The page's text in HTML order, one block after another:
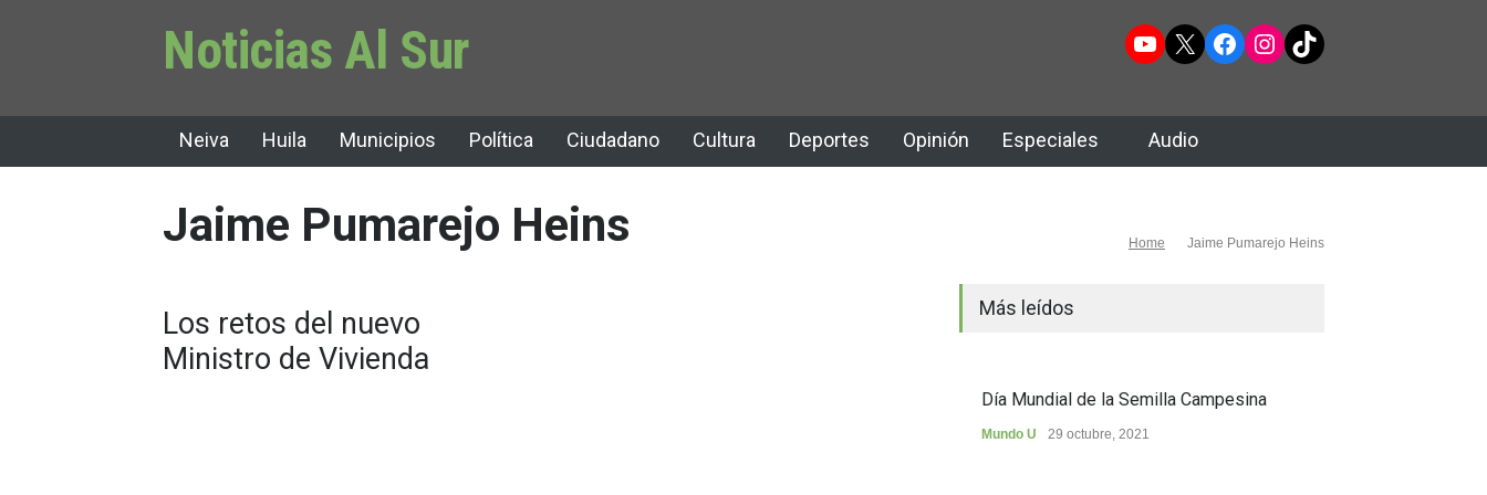
Noticias Al Sur YouTube
X Facebook
Instagram
TikTok
Neiva Huila Municipios Política Ciudadano Cultura Deportes Opinión Especiales Audio
Jaime Pumarejo Heins Home Jaime Pumarejo Heins
Los retos del nuevo
Ministro de Vivienda
Más leídos
Día Mundial de la Semilla Campesina
Mundo U 29 octubre, 2021